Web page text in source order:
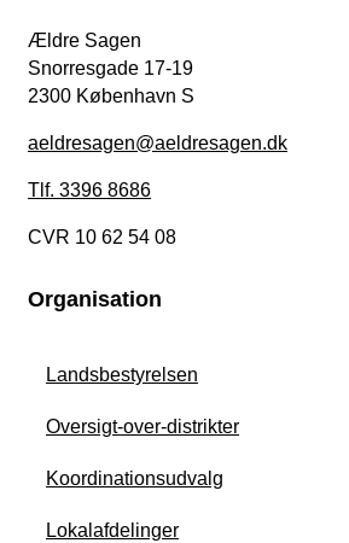
Ældre Sagen
Snorresgade 17-19
2300 København S
aeldresagen@aeldresagen.dk
Tlf. 3396 8686
CVR 10 62 54 08
Organisation
Landsbestyrelsen
Oversigt-over-distrikter
Koordinationsudvalg
Lokalafdelinger